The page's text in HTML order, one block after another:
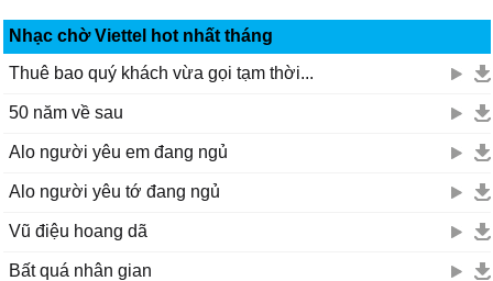
Nhạc chờ Viettel hot nhất tháng
Thuê bao quý khách vừa gọi tạm thời...
50 năm về sau
Alo người yêu em đang ngủ
Alo người yêu tớ đang ngủ
Vũ điệu hoang dã
Bất quá nhân gian